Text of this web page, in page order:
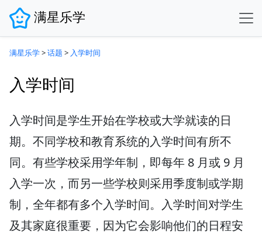
满星乐学
满星乐学>话题 > 入学时间
入学时间
入学时间是学生开始在学校或大学就读的日
期。不同学校和教育系统的入学时间有所不
同。有些学校采用学年制，即每年 8 月或 9 月
入学一次，而另一些学校则采用季度制或学期
制，全年都有多个入学时间。入学时间对学生
及其家庭很重要，因为它会影响他们的日程安